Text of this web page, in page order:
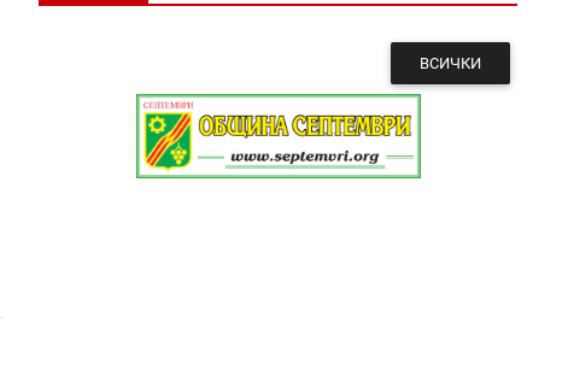
ВСИЧКИ